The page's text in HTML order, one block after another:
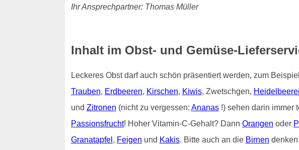
Ihr Ansprechpartner: Thomas Müller
Inhalt im Obst- und Gemüse-
Leckeres Obst darf auch schön präsentiert werden, zum
Trauben, Erdbeeren, Kirschen, Kiwis, Zwetschgen,
und Zitronen (nicht zu vergessen: Ananas!) sehen darin immer
Passionsfrucht! Hoher Vitamin-C-Gehalt? Dann Orangen oder
Granatapfel , Feigen und Kakis. Bitte auch an die Birnen